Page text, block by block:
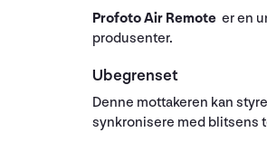
Profoto Air Remote er en
produsenter.
Ubegrenset
Denne mottakeren kan
synkronisere med blitsens